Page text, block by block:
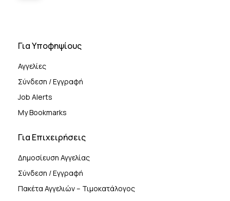
Για Υποφηψίους
Αγγελίες
Σύνδεση / Εγγραφή
Job Alerts
My Bookmarks
Για Επιχειρήσεις
Δημοσίευση Αγγελίας
Σύνδεση / Εγγραφή
Πακέτα Αγγελιών – Τιμοκατάλογος